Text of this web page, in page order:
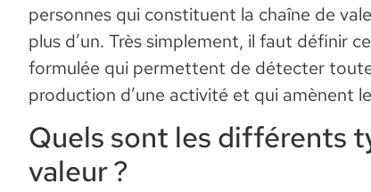
personnes qui constituent la chaîne de
plus d’un. Très simplement, il faut définir
formulée qui permettent de détecter
production d’une activité et qui amènent
Quels sont les différents
valeur ?